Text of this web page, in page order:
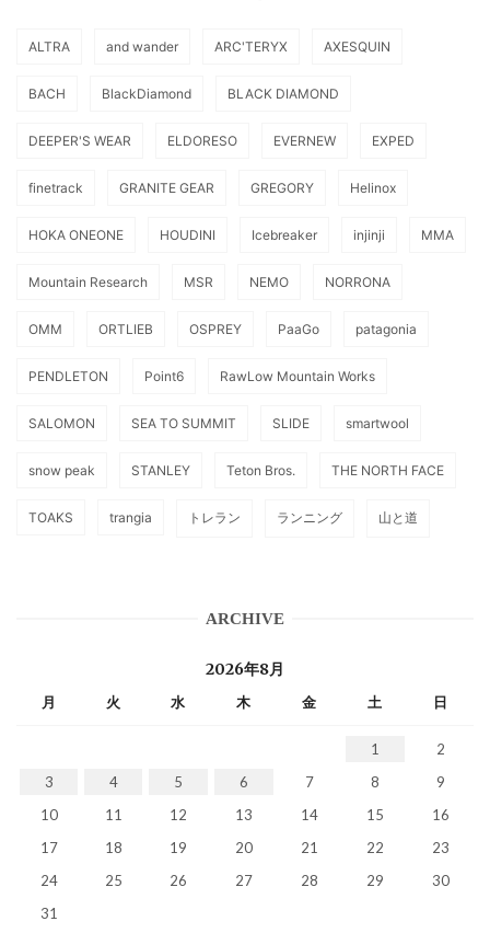
ALTRA and wander ARC'TERYX AXESQUIN
BACH BlackDiamond BLACK DIAMOND
DEEPER'S WEAR ELDORESO EVERNEW EXPED
finetrack GRANITE GEAR GREGORY Helinox
HOKA ONEONE HOUDINI Icebreaker injinji MMA
Mountain Research MSR NEMO NORRONA
OMM ORTLIEB OSPREY PaaGo patagonia
PENDLETON Point6 RawLow Mountain Works
SALOMON SEA TO SUMMIT SLIDE smartwool
snow peak STANLEY Teton Bros. THE NORTH FACE
TOAKS trangia トレラン ランニング 山と道
ARCHIVE
2026年8月
月 火 水 木 金 土 日
1
2
3
4 5 6 7 8
9
10
11 12 13 14 15
16
17
18 19 20 21 22
23
24
25 26 27 28 29
30
31